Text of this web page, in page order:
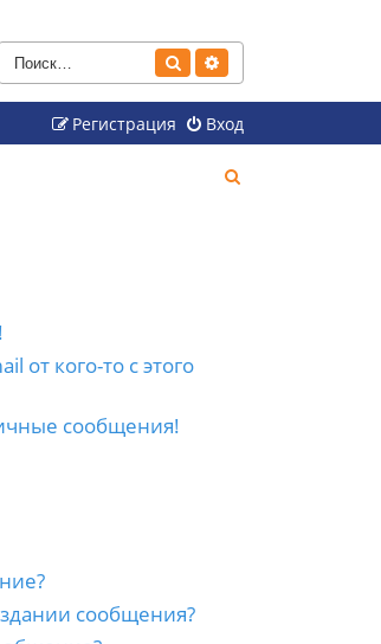
Поиск
Вход
Регистрация
от кого-то с этого
сообщения!
сообщения?